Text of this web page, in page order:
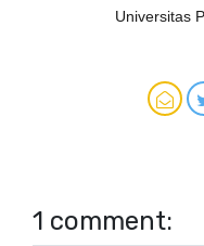
Universitas
1 comment: